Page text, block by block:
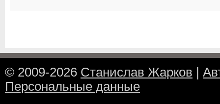
© 2009-2026 Станислав Жарков
Персональные данные